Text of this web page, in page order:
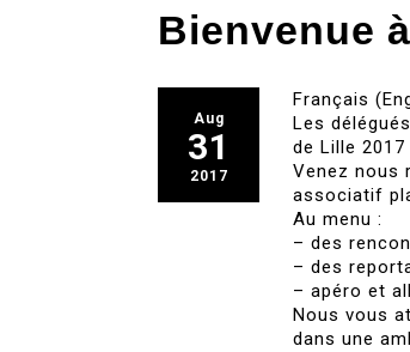
Bienvenue
Aug
31
2017
Français
Les
de Lille 2017
Venez nous
associatif
Au menu :
– des
– des
– apéro et
Nous vous
dans une